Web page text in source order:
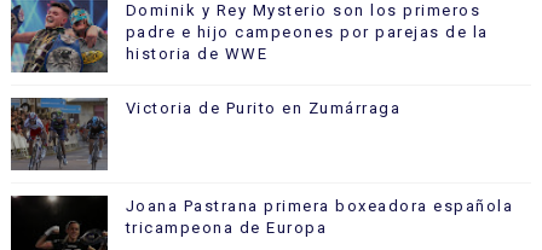
Dominik y Rey Mysterio son los primeros
padre e hijo campeones por parejas de la
historia de WWE
Victoria de Purito en Zumárraga
Joana Pastrana primera boxeadora española
tricampeona de Europa